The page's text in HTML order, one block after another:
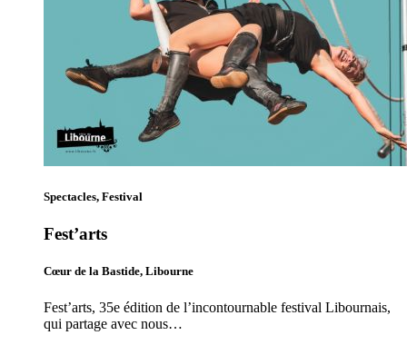
Spectacles, Festival
Fest’arts
Cœur de la Bastide, Libourne
Fest’arts, 35e édition de l’incontournable festival Libournais,
qui partage avec nous…